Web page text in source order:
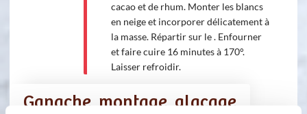
cacao et de rhum. Monter les blancs
en neige et incorporer délicatement à
la masse. Répartir sur le . Enfourner
et faire cuire 16 minutes à 170°.
Laisser refroidir.
Ganache, montage, glaçage